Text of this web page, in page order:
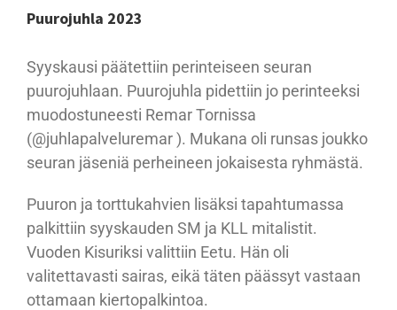
Puurojuhla 2023
Syyskausi päätettiin perinteiseen seuran
puurojuhlaan. Puurojuhla pidettiin jo perinteeksi
muodostuneesti Remar Tornissa
(@juhlapalveluremar ). Mukana oli runsas joukko
seuran jäseniä perheineen jokaisesta ryhmästä.
Puuron ja torttukahvien lisäksi tapahtumassa
palkittiin syyskauden SM ja KLL mitalistit.
Vuoden Kisuriksi valittiin Eetu. Hän oli
valitettavasti sairas, eikä täten päässyt vastaan
ottamaan kiertopalkintoa.